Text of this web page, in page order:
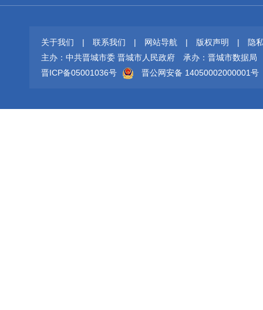
关于我们 | 联系我们 | 网站导航 | 版权声明 |
隐
主办：中共晋城市委 晋城市人民政府
承办：晋城市数据局
晋ICP备05001036号
晋公网安备 14050002000001号